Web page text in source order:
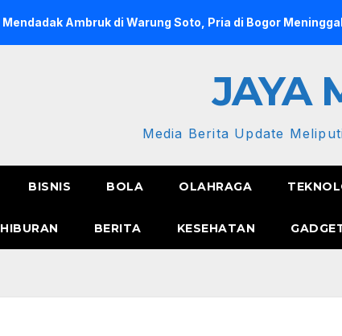
Mendadak Ambruk di Warung Soto, Pria di Bogor
JAYA
Media Berita Update
BISNIS BOLA OLAHRAGA
HIBURAN BERITA KESEHATAN